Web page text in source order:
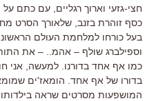
חצי-גזעי וארוך רגליים, עם כתם
כסף זוהרת בזנב, שלאורך הסרט
בעל כורחו למלחמת העולם
וספילברג שולף – אהמ.. – את
כמו אף אחד בדורנו. למעשה, אני
בדורו של אף אחד. הומאז'ים
המושפעות מסרטים שראה